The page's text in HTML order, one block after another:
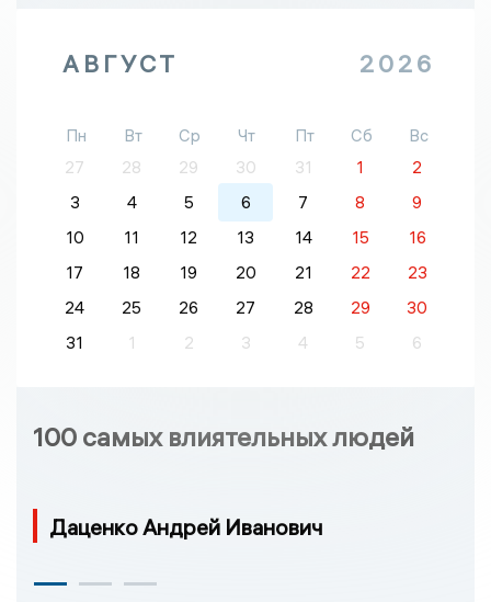
АВГУСТ 2026
Пн Вт Ср Чт Пт Сб
Вс
27
28 29 30 31 1
2
3
4 5 6 7 8
9
10
11 12 13 14 15
16
17
18 19 20 21 22
23
24
25 26 27 28 29
30
31
1 2 3 4 5 6
100 самых влиятельных людей
Даценко Андрей Иванович